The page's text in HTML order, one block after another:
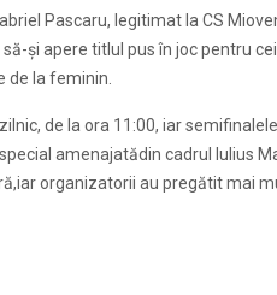
Pascaru, legitimat la CS
şi apere titlul pus în joc pentru
de la feminin.
de la ora 11:00, iar
amenajatădin cadrul Iulius
organizatorii au pregătit mai